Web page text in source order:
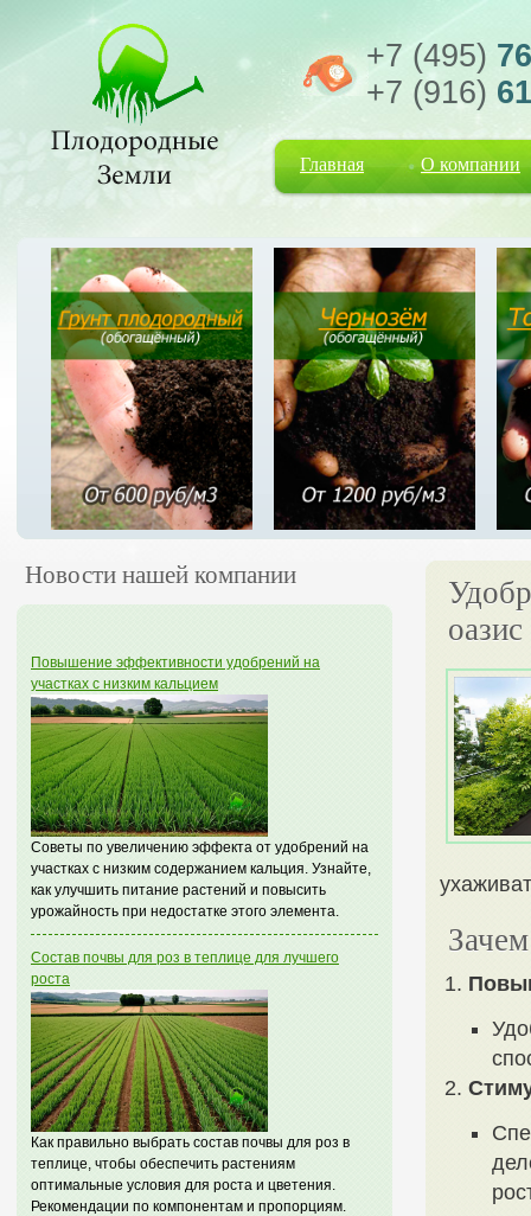
+7 (495)
+7 (916)
Главная О компании
Новости нашей компании
Повышение эффективности удобрений на
участках с низким кальцием
Советы по увеличению эффекта от удобрений на
участках с низким содержанием кальция. Узнайте,
как улучшить питание растений и повысить
урожайность при недостатке этого элемента.
Состав почвы для роз в теплице для лучшего
роста
Как правильно выбрать состав почвы для роз в
теплице, чтобы обеспечить растениям
оптимальные условия для роста и цветения.
Рекомендации по компонентам и пропорциям.